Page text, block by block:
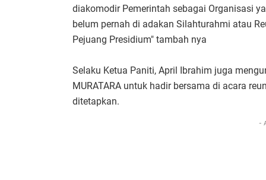
diakomodir Pemerintah sebagai Organisasi
belum pernah di adakan Silahturahmi atau
Pejuang Presidium" tambah nya
Selaku Ketua Paniti, April Ibrahim juga
MURATARA untuk hadir bersama di acara
ditetapkan.
-